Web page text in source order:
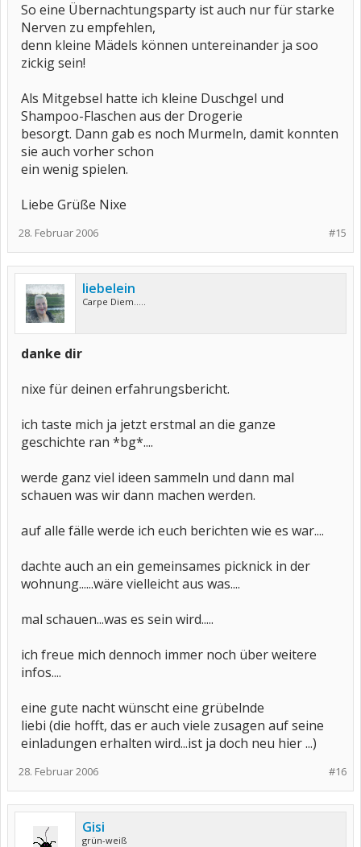
So eine Übernachtungsparty ist auch nur für starke
Nerven zu empfehlen,
denn kleine Mädels können untereinander ja soo
zickig sein!
Als Mitgebsel hatte ich kleine Duschgel und
Shampoo-Flaschen aus der Drogerie
besorgt. Dann gab es noch Murmeln, damit konnten
sie auch vorher schon
ein wenig spielen.
Liebe Grüße Nixe
#15
28. Februar 2006
liebelein
Carpe Diem.....
danke dir
nixe für deinen erfahrungsbericht.
ich taste mich ja jetzt erstmal an die ganze
geschichte ran *bg*....
werde ganz viel ideen sammeln und dann mal
schauen was wir dann machen werden.
auf alle fälle werde ich euch berichten wie es war....
dachte auch an ein gemeinsames picknick in der
wohnung......wäre vielleicht aus was....
mal schauen...was es sein wird.....
ich freue mich dennoch immer noch über weitere
infos....
eine gute nacht wünscht eine grübelnde
liebi (die hofft, das er auch viele zusagen auf seine
einladungen erhalten wird...ist ja doch neu hier ...)
#16
28. Februar 2006
Gisi
grün-weiß